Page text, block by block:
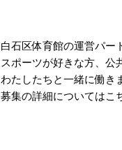
白石区体育館の運営パー
スポーツが好きな方、公
わたしたちと一緒に働き
募集の詳細については